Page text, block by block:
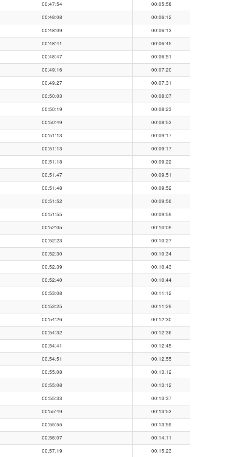
00:47:54
00:05:58
00:48:08
00:06:12
00:48:09
00:06:13
00:48:41
00:06:45
00:48:47
00:06:51
00:49:16
00:07:20
00:49:27
00:07:31
00:50:03
00:08:07
00:50:19
00:08:23
00:50:49
00:08:53
00:51:13
00:09:17
00:51:13
00:09:17
00:51:18
00:09:22
00:51:47
00:09:51
00:51:48
00:09:52
00:51:52
00:09:56
00:51:55
00:09:59
00:52:05
00:10:09
00:52:23
00:10:27
00:52:30
00:10:34
00:52:39
00:10:43
00:52:40
00:10:44
00:53:08
00:11:12
00:53:25
00:11:29
00:54:26
00:12:30
00:54:32
00:12:36
00:54:41
00:12:45
00:54:51
00:12:55
00:55:08
00:13:12
00:55:08
00:13:12
00:55:33
00:13:37
00:55:49
00:13:53
00:55:55
00:13:59
00:56:07
00:14:11
00:57:19
00:15:23